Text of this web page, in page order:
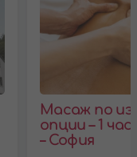
Масаж по
опции – 1
– София